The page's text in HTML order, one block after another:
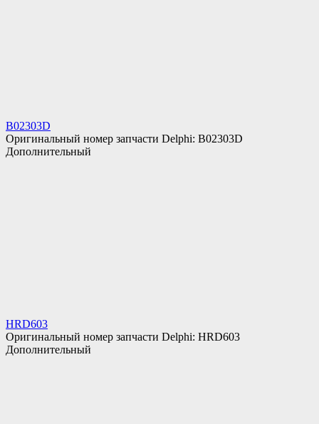
B02303D
Оригинальный номер запчасти Delphi: B02303D
Дополнительный
HRD603
Оригинальный номер запчасти Delphi: HRD603
Дополнительный